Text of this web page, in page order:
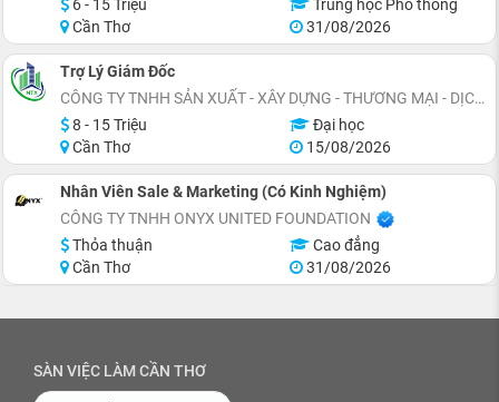
6 - 15 Triệu
Trung học Phổ thông
Cần Thơ
31/08/2026
Trợ Lý Giám Đốc
CÔNG TY TNHH SẢN XUẤT - XÂY DỰNG - THƯƠNG MẠI - DỊCH VỤ NỘI THẤT XANH
8 - 15 Triệu
Đại học
Cần Thơ
15/08/2026
Nhân Viên Sale & Marketing (Có Kinh Nghiệm)
CÔNG TY TNHH ONYX UNITED FOUNDATION
Thỏa thuận
Cao đẳng
Cần Thơ
31/08/2026
SÀN VIỆC LÀM CẦN THƠ